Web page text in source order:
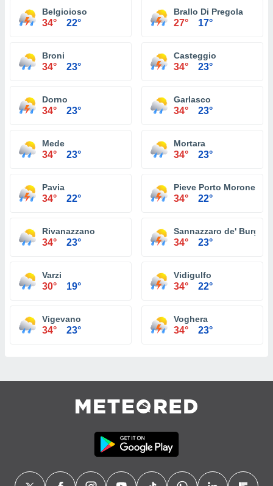
Belgioioso
34° 22°
Brallo Di Pregola
27° 17°
Broni
34° 23°
Casteggio
34° 23°
Dorno
34° 23°
Garlasco
34° 23°
Mede
34° 23°
Mortara
34° 23°
Pavia
34° 22°
Pieve Porto Morone
34° 22°
Rivanazzano
34° 23°
Sannazzaro de'
34° 23°
Varzi
30° 19°
Vidigulfo
34° 22°
Vigevano
34° 23°
Voghera
34° 23°